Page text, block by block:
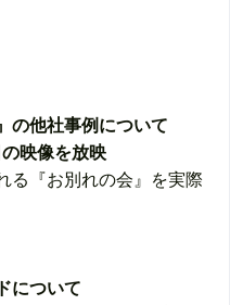
の他社事例について
映像を放映
『お別れの会』を実際
について